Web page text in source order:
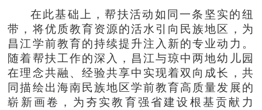
在此基础上，帮扶活动如同一条坚实的纽
带，将优质教育资源的活水引向民族地区，为
昌江学前教育的持续提升注入新的专业动力。
随着帮扶工作的深入，昌江与琼中两地幼儿园
在理念共融、经验共享中实现着双向成长，共
同描绘出海南民族地区学前教育高质量发展的
崭新画卷，为夯实教育强省建设根基贡献力